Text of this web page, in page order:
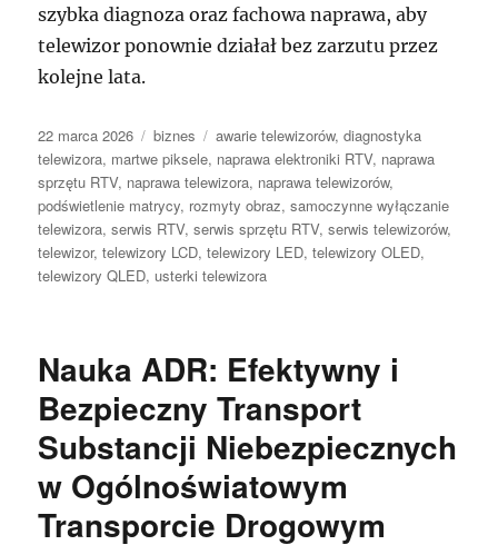
szybka diagnoza oraz fachowa naprawa, aby
telewizor ponownie działał bez zarzutu przez
kolejne lata.
Data
publikacji
22 marca 2026 Kategorie
biznes Tagi
awarie telewizorów,diagnostyka
telewizora, martwe piksele, naprawa elektroniki RTV, naprawa
sprzętu RTV, naprawa telewizora, naprawa telewizorów,
podświetlenie matrycy, rozmyty obraz,samoczynne wyłączanie
telewizora,serwis RTV,serwis sprzętu RTV,serwis telewizorów,
telewizor,telewizory LCD,telewizory LED,telewizory OLED,
telewizory QLED, usterki telewizora
Nauka ADR: Efektywny i
Bezpieczny Transport
Substancji Niebezpiecznych
w Ogólnoświatowym
Transporcie Drogowym